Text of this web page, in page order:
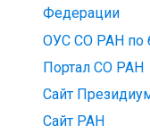
Федерации
ОУС СО РАН по
Портал СО РАН
Сайт
Сайт РАН